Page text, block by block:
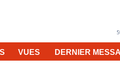
VUES DERNIER